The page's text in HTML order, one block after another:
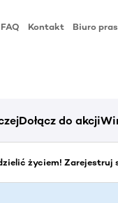
FAQ Kontakt Biuro
Dołącz do akcji
życiem! Zarejestruj